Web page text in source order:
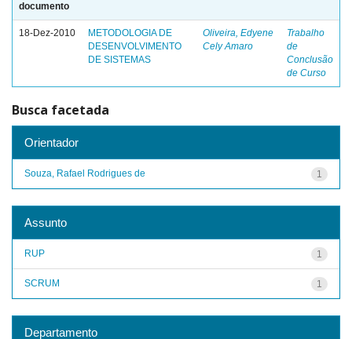
documento
18-Dez-2010
METODOLOGIA DE
DESENVOLVIMENTO
DE SISTEMAS
Oliveira, Edyene
Cely Amaro
Trabalho
de
Conclusão
de Curso
Busca facetada
Orientador
1
Souza, Rafael Rodrigues de
Assunto
1
RUP
1
SCRUM
Departamento